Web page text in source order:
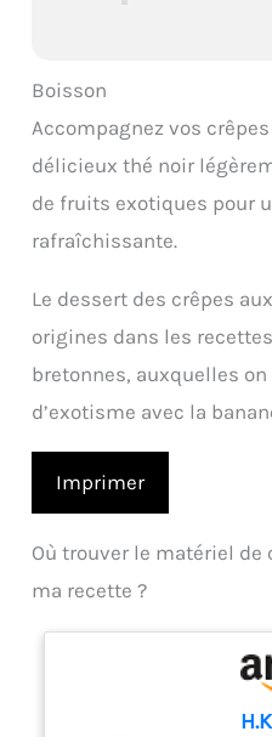
Boisson
Accompagnez vos
délicieux thé noir
de fruits exotiques pour
rafraîchissante.
Le dessert des crêpes
origines dans les
bretonnes, auxquelles
d’exotisme avec la
Imprimer
Où trouver le matériel
ma recette ?